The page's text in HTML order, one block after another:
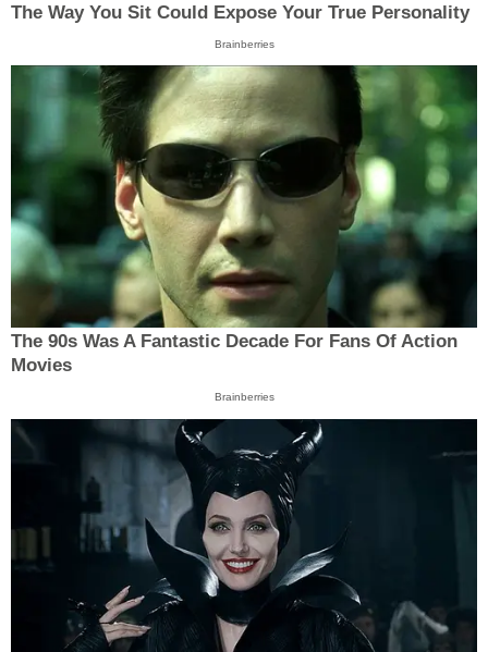
The Way You Sit Could Expose Your True Personality
Brainberries
The 90s Was A Fantastic Decade For Fans Of Action
Movies
Brainberries